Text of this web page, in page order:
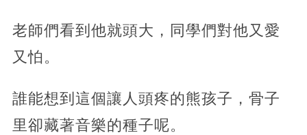
老師們看到他就頭大，同學們對他又愛
又怕。
誰能想到這個讓人頭疼的熊孩子，骨子
里卻藏著音樂的種子呢。